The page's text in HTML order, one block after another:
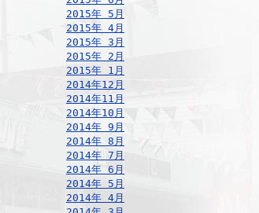
2015年 5月
2015年 4月
2015年 3月
2015年 2月
2015年 1月
2014年12月
2014年11月
2014年10月
2014年 9月
2014年 8月
2014年 7月
2014年 6月
2014年 5月
2014年 4月